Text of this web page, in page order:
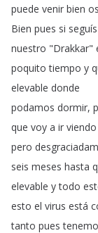
puede venir bien os
Bien pues si seguís
nuestro "Drakkar"
poquito tiempo y
elevable donde
podamos dormir,
que voy a ir viendo
pero
seis meses hasta
elevable y todo
esto el virus está
tanto pues